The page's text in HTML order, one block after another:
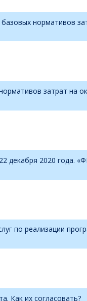
нормативов
затрат на
декабря 2020 года.
по реализации
Как их согласовать?